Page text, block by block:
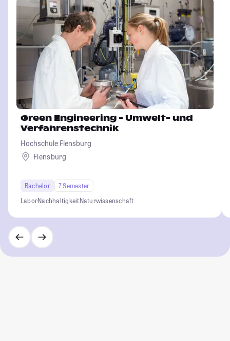
Green Engineering - Umwelt- und
Verfahrenstechnik
Hochschule Flensburg
Flensburg
Bachelor
7 Semester
LaborNachhaltigkeitNaturwissenschaft